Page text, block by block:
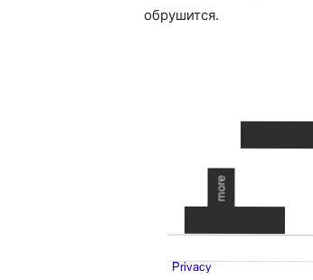
обрушится.